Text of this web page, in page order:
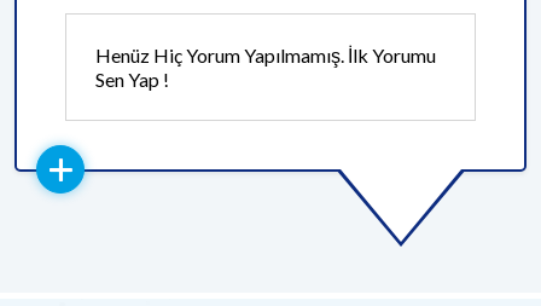
Henüz Hiç Yorum Yapılmamış. İlk Yorumu
Sen Yap !